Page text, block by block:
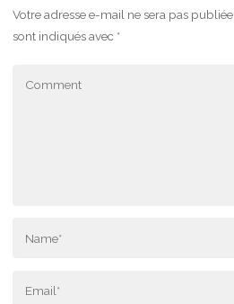
Votre adresse e-mail ne sera pas publiée.
sont indiqués avec *